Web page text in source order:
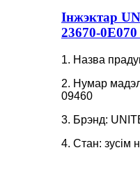
Інжэктар
23670-
1. Назва
2. Нумар
09460
3. Брэнд:
4. Стан: зусім